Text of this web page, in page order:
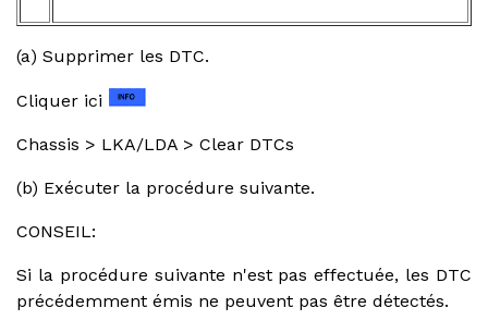
(a) Supprimer les DTC.
Cliquer ici
Chassis > LKA/LDA > Clear DTCs
(b) Exécuter la procédure suivante.
CONSEIL:
Si la procédure suivante n'est pas effectuée, les DTC
précédemment émis ne peuvent pas être détectés.